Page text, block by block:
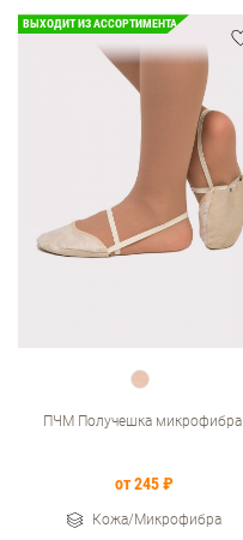
ВЫХОДИТ ИЗ АССОРТИМЕНТА
ПЧМ Получешка микрофибра
от 245 ₽
Кожа/Микрофибра